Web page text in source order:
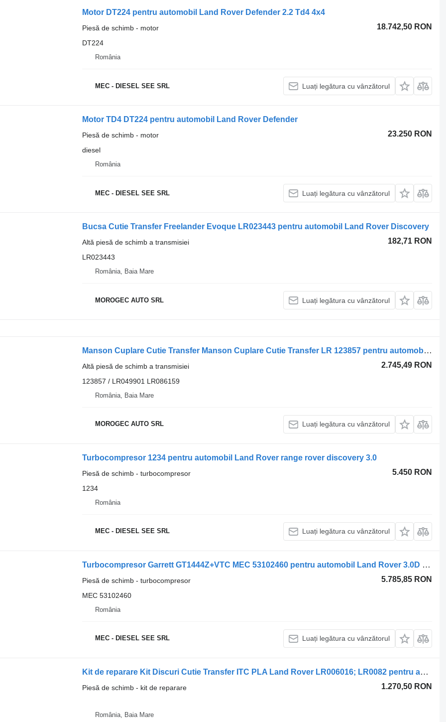
Motor DT224 pentru automobil Land Rover Defender 2.2 Td4 4x4
18.742,50 RON
Piesă de schimb - motor
DT224
România
MEC - DIESEL SEE SRL Luați legătura cu vânzătorul
Motor TD4 DT224 pentru automobil Land Rover Defender
23.250 RON
Piesă de schimb - motor
diesel
România
MEC - DIESEL SEE SRL Luați legătura cu vânzătorul
Bucsa Cutie Transfer Freelander Evoque LR023443 pentru automobil Land Rover Discovery
182,71 RON
Altă piesă de schimb a transmisiei
LR023443
România, Baia Mare
MOROGEC AUTO SRL Luați legătura cu vânzătorul
Manson Cuplare Cutie Transfer Manson Cuplare Cutie Transfer LR 123857 pentru automobil Land Rover RANGE ROVER EVOQUE
2.745,49 RON
Altă piesă de schimb a transmisiei
123857 / LR049901 LR086159
România, Baia Mare
MOROGEC AUTO SRL Luați legătura cu vânzătorul
Turbocompresor 1234 pentru automobil Land Rover range rover discovery 3.0
5.450 RON
Piesă de schimb - turbocompresor
1234
România
MEC - DIESEL SEE SRL Luați legătura cu vânzătorul
Turbocompresor Garrett GT1444Z+VTC MEC 53102460 pentru automobil Land Rover 3.0D 100
5.785,85 RON
Piesă de schimb - turbocompresor
MEC 53102460
România
MEC - DIESEL SEE SRL Luați legătura cu vânzătorul
Kit de reparare Kit Discuri Cutie Transfer ITC PLA Land Rover LR006016; LR0082 pentru automobil Land Rover
1.270,50 RON
Piesă de schimb - kit de reparare
România, Baia Mare